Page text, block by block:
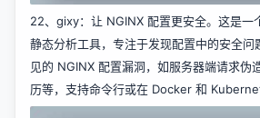
22、 gixy：让 NGINX 配置更安全。这是一
静态分析工具，专注于发现配置中的安全问
见的 NGINX 配置漏洞，如服务器端请求伪
历等，支持命令行或在 Docker 和